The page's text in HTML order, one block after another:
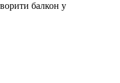
балкон у